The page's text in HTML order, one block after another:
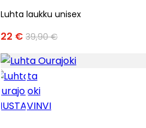
Luhta laukku unisex
22 € 39,90 €